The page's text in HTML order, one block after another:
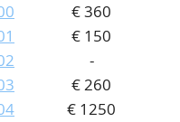
€ 360
€ 150
-
€ 260
€ 1250